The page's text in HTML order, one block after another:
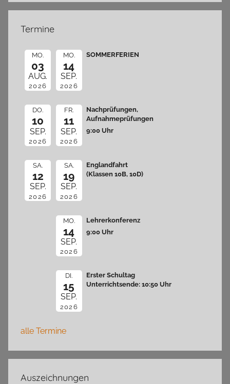
Termine
MO.
03
AUG.
2026
MO.
14
SEP.
2026
SOMMERFERIEN
DO.
10
SEP.
2026
FR.
11
SEP.
2026
Nachprüfungen,
Aufnahmeprüfungen
9:00 Uhr
SA.
12
SEP.
2026
SA.
19
SEP.
2026
Englandfahrt
(Klassen 10B, 10D)
MO.
14
SEP.
2026
Lehrerkonferenz
9:00 Uhr
DI.
15
SEP.
2026
Erster Schultag
Unterrichtsende: 10:50 Uhr
alle Termine
Auszeichnungen